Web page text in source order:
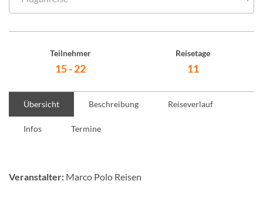
Teilnehmer
15 - 22
Reisetage
11
Übersicht Beschreibung Reiseverlauf
Infos Termine
Veranstalter: Marco Polo Reisen